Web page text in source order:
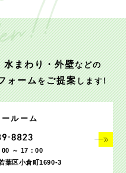
水まわり・外壁などの
ォームをご提案します!
ルーム
00 ～ 17：00
葉区小倉町1690‐3